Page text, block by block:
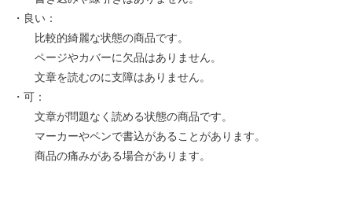
・良い：
比較的綺麗な状態の商品です。
ページやカバーに欠品はありません。
文章を読むのに支障はありません。
・可：
文章が問題なく読める状態の商品です。
マーカーやペンで書込があることがあります。
商品の痛みがある場合があります。